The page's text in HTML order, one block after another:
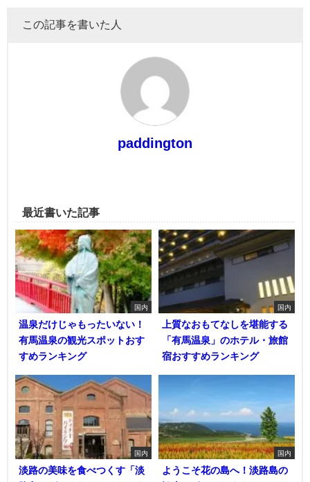
この記事を書いた人
paddington
最近書いた記事
国内
温泉だけじゃもったいない！
有馬温泉の観光スポットおす
すめランキング
国内
上質なおもてなしを堪能する
「有馬温泉」のホテル・旅館
宿おすすめランキング
国内
淡路の美味を食べつくす「淡
国内
ようこそ花の島へ！淡路島の